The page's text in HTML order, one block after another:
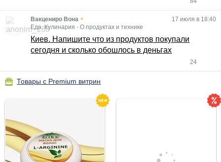
Вакцениро Вона •
17 июля в 18:40
Еда, Кулинария -О продуктах и технике
Киев. Напишите что из продуктов покупали
сегодня и сколько обошлось в деньгах
24
Товары с Premium витрин